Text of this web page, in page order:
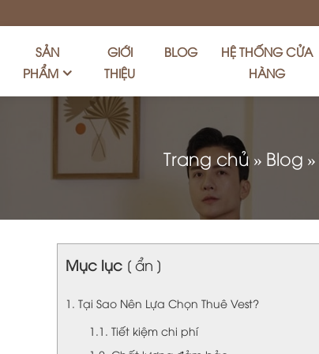
SẢN
PHẨM
GIỚI
THIỆU
BLOG
HỆ THỐNG CỬA
HÀNG
Trang chủ» Blog »
Mục lục [ ẩn ]
1. Tại Sao Nên Lựa Chọn Thuê Vest?
1.1. Tiết kiệm chi phí